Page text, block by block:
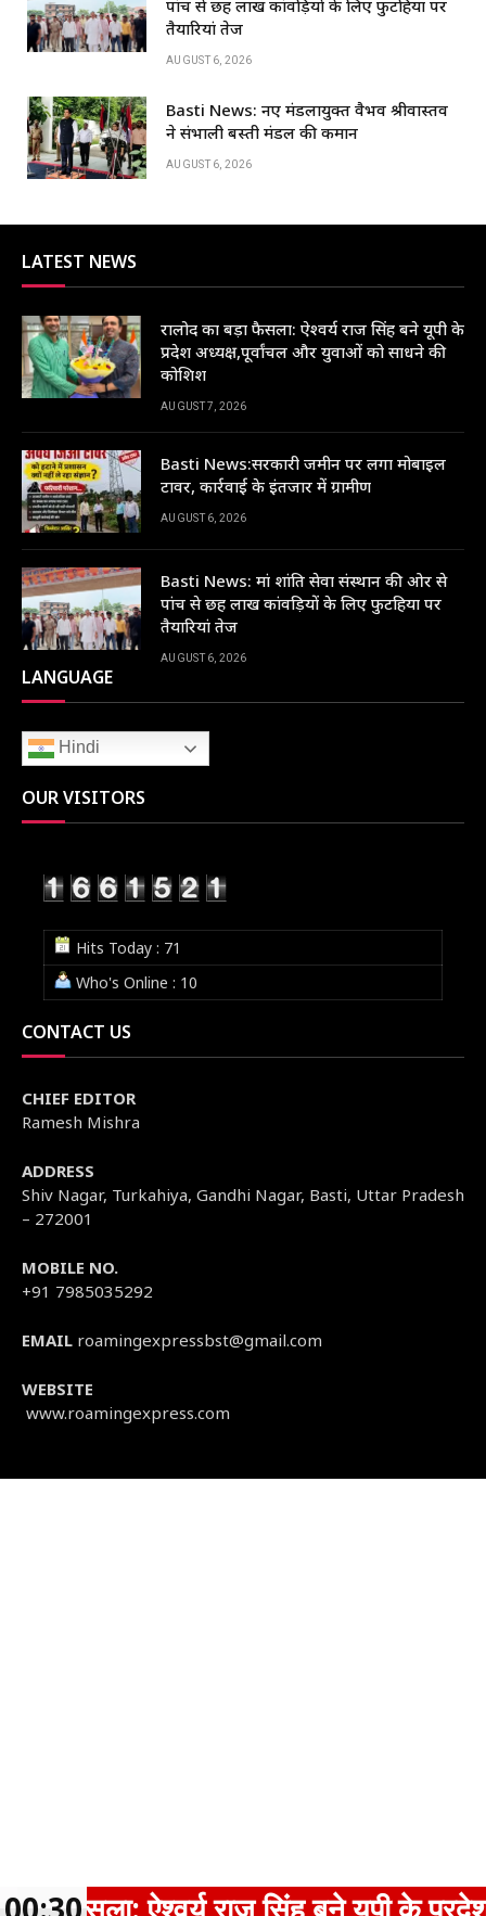
k
पांच से छह लाख कांवड़ियों के लिए फुटहिया पर
तैयारियां तेज
AUGUST 6, 2026
Basti News: नए मंडलायुक्त वैभव श्रीवास्तव
ने संभाली बस्ती मंडल की कमान
AUGUST 6, 2026
LATEST NEWS
रालोद का बड़ा फैसला: ऐश्वर्य राज सिंह बने यूपी के
प्रदेश अध्यक्ष,पूर्वांचल और युवाओं को साधने की
कोशिश
AUGUST 7, 2026
Basti News:सरकारी जमीन पर लगा मोबाइल
टावर, कार्रवाई के इंतजार में ग्रामीण
AUGUST 6, 2026
Basti News: मां शांति सेवा संस्थान की ओर से
पांच से छह लाख कांवड़ियों के लिए फुटहिया पर
तैयारियां तेज
AUGUST 6, 2026
LANGUAGE
Hindi
OUR VISITORS
Hits Today : 71
Who's Online : 10
CONTACT US
CHIEF EDITOR
Ramesh Mishra
ADDRESS
Shiv Nagar, Turkahiya, Gandhi Nagar, Basti, Uttar Pradesh
– 272001
MOBILE NO.
+91 7985035292
EMAIL roamingexpressbst@gmail.com
WEBSITE
www.roamingexpress.com